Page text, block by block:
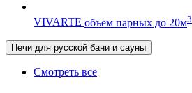
VIVARTE объем парных до 20м3
Печи для русской бани и сауны
Смотреть все